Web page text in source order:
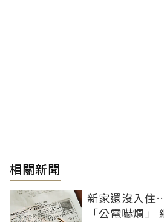
相關新聞
新家還沒入住
「公電嚇爛」